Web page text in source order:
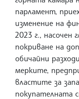
парламент,
изменение на
2023 г., насочен
покриване на
обичайни
мерките,
властите за
покупателната